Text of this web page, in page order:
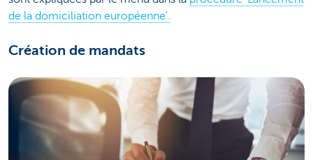
de la domiciliation européenne'.
Création de mandats